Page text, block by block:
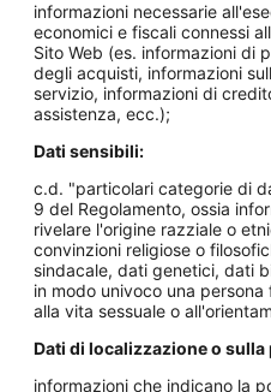
informazioni necessarie
economici e fiscali connessi
Sito Web (es. informazioni di
degli acquisti, informazioni
servizio, informazioni di
assistenza, ecc.);
Dati sensibili:
c.d. "particolari categorie di
9 del Regolamento, ossia
rivelare l'origine razziale o
convinzioni religiose o
sindacale, dati genetici, dati
in modo univoco una
alla vita sessuale o
Dati di localizzazione o
informazioni che indicano la